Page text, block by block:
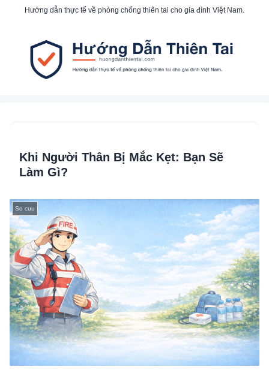
Hướng dẫn thực tế về phòng chống thiên tai cho gia đình Việt Nam.
Khi Người Thân Bị Mắc Kẹt: Bạn Sẽ
Làm Gì?
So cuu